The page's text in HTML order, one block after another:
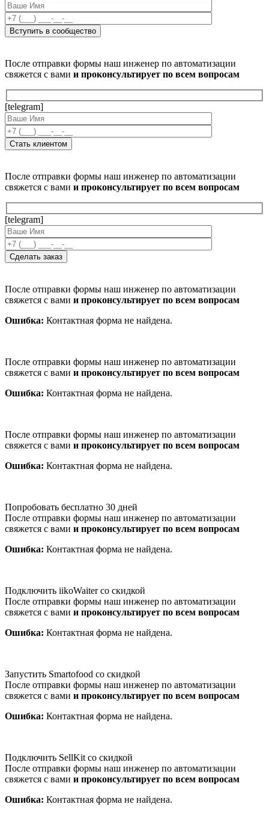
После отправки формы наш инженер по автоматизации
свяжется с вами и проконсультирует по всем вопросам
[telegram]
После отправки формы наш инженер по автоматизации
свяжется с вами и проконсультирует по всем вопросам
[telegram]
После отправки формы наш инженер по автоматизации
свяжется с вами и проконсультирует по всем вопросам
Ошибка: Контактная форма не найдена.
После отправки формы наш инженер по автоматизации
свяжется с вами и проконсультирует по всем вопросам
Ошибка: Контактная форма не найдена.
После отправки формы наш инженер по автоматизации
свяжется с вами и проконсультирует по всем вопросам
Ошибка: Контактная форма не найдена.
Попробовать бесплатно 30 дней
После отправки формы наш инженер по автоматизации
свяжется с вами и проконсультирует по всем вопросам
Ошибка: Контактная форма не найдена.
Подключить iikoWaiter со скидкой
После отправки формы наш инженер по автоматизации
свяжется с вами и проконсультирует по всем вопросам
Ошибка: Контактная форма не найдена.
Запустить Smartofood со скидкой
После отправки формы наш инженер по автоматизации
свяжется с вами и проконсультирует по всем вопросам
Ошибка: Контактная форма не найдена.
Подключить SellKit со скидкой
После отправки формы наш инженер по автоматизации
свяжется с вами и проконсультирует по всем вопросам
Ошибка: Контактная форма не найдена.